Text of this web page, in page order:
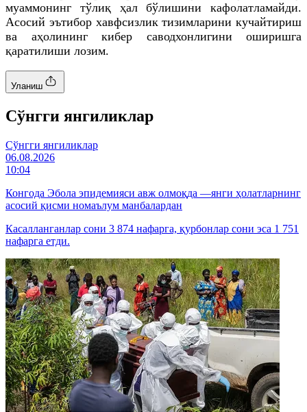
муаммонинг тўлиқ ҳал бўлишини кафолатламайди.
Асосий эътибор хавфсизлик тизимларини кучайтириш
ва аҳолининг кибер саводхонлигини оширишга
қаратилиши лозим.
Уланиш
Cўнгги янгиликлар
Cўнгги янгиликлар
06.08.2026
10:04
Конгода Эбола эпидемияси авж олмоқда —янги ҳолатларнинг
асосий қисми номаълум манбалардан
Касалланганлар сони 3 874 нафарга, қурбонлар сони эса 1 751
нафарга етди.